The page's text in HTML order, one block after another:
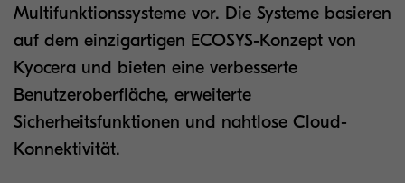
Multifunktionssysteme vor. Die Systeme basieren
auf dem einzigartigen ECOSYS-Konzept von
Kyocera und bieten eine verbesserte
Benutzeroberfläche, erweiterte
Sicherheitsfunktionen und nahtlose Cloud-
Konnektivität.